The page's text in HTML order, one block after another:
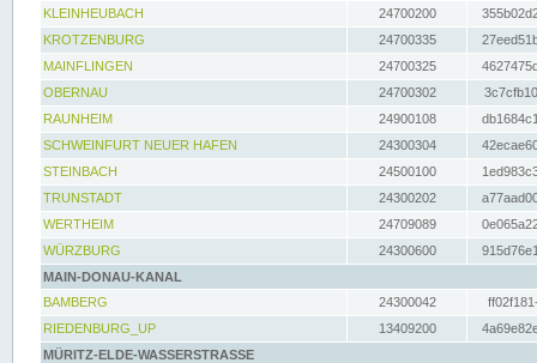
KLEINHEUBACH 24700200
KROTZENBURG
24700335
MAINFLINGEN
24700325
OBERNAU
24700302
RAUNHEIM
24900108
SCHWEINFURT NEUER HAFEN
24300304
STEINBACH
24500100
TRUNSTADT
24300202
WERTHEIM
24709089
WÜRZBURG
24300600
MAIN-DONAU-KANAL
BAMBERG
24300042
RIEDENBURG_UP
13409200
MÜRITZ-ELDE-WASSERSTRASSE